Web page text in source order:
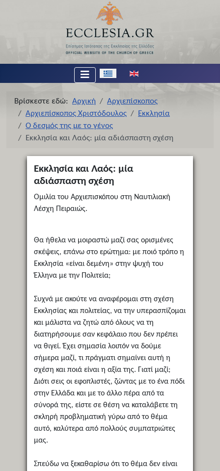
Επιλέξτε τη γλώσσα σας
Βρίσκεστε εδώ: Αρχική
Αρχιεπίσκοπος
Αρχιεπίσκοπος Χριστόδουλος
Εκκλησία
Ο δεσμός της με το γένος
Εκκλησία και Λαός: μία αδιάσπαστη σχέση
Εκκλησία και Λαός: μία
αδιάσπαστη σχέση
Ομιλία του Αρχιεπισκόπου στη Ναυτιλιακή
Λέσχη Πειραιώς.
Θα ήθελα να μοιραστώ μαζί σας ορισμένες
σκέψεις, επάνω στο ερώτημα: με ποιό τρόπο η
Εκκλησία «είναι δεμένη» στην ψυχή του
Έλληνα με την Πολιτεία;
Συχνά με ακούτε να αναφέρομαι στη σχέση
Εκκλησίας και πολιτείας, να την υπερασπίζομαι
και μάλιστα να ζητώ από όλους να τη
διατηρήσουμε σαν κεφάλαιο που δεν πρέπει
να θιγεί. Έχει σημασία λοιπόν να δούμε
σήμερα μαζί, τι πράγματι σημαίνει αυτή η
σχέση και ποιά είναι η αξία της. Γιατί μαζί;
Διότι σεις οι εφοπλιστές, ζώντας με το ένα πόδι
στην Ελλάδα και με το άλλο πέρα από τα
σύνορά της, είστε σε θέση να καταλάβετε τη
σκληρή προβληματική γύρω από το θέμα
αυτό, καλύτερα από πολλούς συμπατριώτες
μας.
Σπεύδω να ξεκαθαρίσω ότι το θέμα δεν είναι